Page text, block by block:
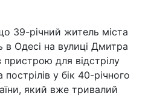
39-річний житель міста
Одесі на вулиці Дмитра
для відстрілу
у бік 40-річного
який вже тривалий